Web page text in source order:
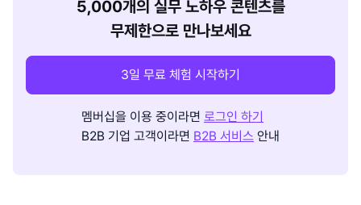
5,000개의 실무 노하우 콘텐츠를
무제한으로 만나보세요
3일 무료 체험 시작하기
멤버십을 이용 중이라면 로그인 하기
B2B 기업 고객이라면 B2B 서비스 안내